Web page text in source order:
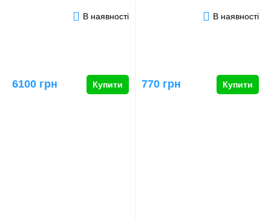
В наявності
6100 грн Купити
В наявності
770 грн Купити